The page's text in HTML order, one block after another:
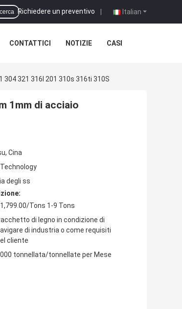
Italian
Richiedere un preventivo |
CONTATTICI NOTIZIE CASI
304 321 316l 201 310s 316ti 310S
1mm di acciaio
Cina
degli ss
Tons 1-9 Tons
di legno in condizione di
di industria o come requisiti
cliente
tonnellata/tonnellate per Mese